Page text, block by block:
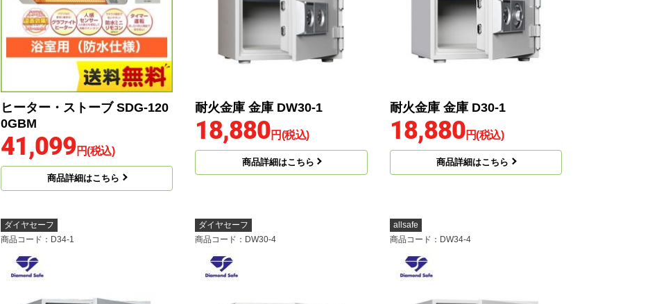
ヒーター・ストーブ SDG-120
0GBM
41,099円(税込)
商品詳細はこちら
耐火金庫 金庫 DW30-1
18,880円(税込)
商品詳細はこちら
耐火金庫 金庫 D30-1
18,880円(税込)
商品詳細はこちら
ダイヤセーフ
商品コード ：D34-1
ダイヤセーフ
商品コード ：DW30-4
allsafe
商品コード ：DW34-4